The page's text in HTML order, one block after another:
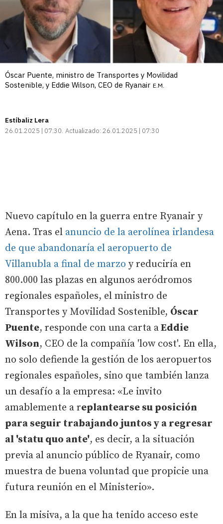
Óscar Puente, ministro de Transportes y Movilidad
Sostenible, y Eddie Wilson, CEO de Ryanair E.M.
Estíbaliz Lera
26.01.2025 | 07:30 Actualizado: 26.01.2025 | 07:30
Nuevo capítulo en la guerra entre Ryanair y
Aena. Tras el anuncio de la aerolínea irlandesa
de que abandonaría el aeropuerto de
Villanubla a final de marzo y reduciría en
800.000 las plazas en algunos aeródromos
regionales españoles, el ministro de
Transportes y Movilidad Sostenible, Óscar
Puente, responde con una carta aEddie
Wilson, CEO de la compañía 'low cost'. En ella,
no solo defiende la gestión de los aeropuertos
regionales españoles, sino que también lanza
un desafío a la empresa: «Le invito
amablemente a replantearse su posición
para seguir trabajando juntos y a regresar
al 'statu quo ante', es decir, a la situación
previa al anuncio público de Ryanair, como
muestra de buena voluntad que propicie una
futura reunión en el Ministerio».
En la misiva, a la que ha tenido acceso este